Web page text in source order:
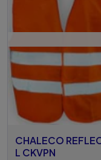
CHALECO
L CKVPN